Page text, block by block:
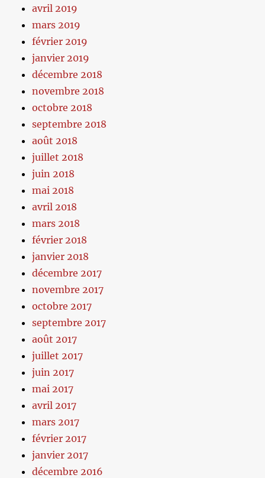
avril 2019
mars 2019
février 2019
janvier 2019
décembre 2018
novembre 2018
octobre 2018
septembre 2018
août 2018
juillet 2018
juin 2018
mai 2018
avril 2018
mars 2018
février 2018
janvier 2018
décembre 2017
novembre 2017
octobre 2017
septembre 2017
août 2017
juillet 2017
juin 2017
mai 2017
avril 2017
mars 2017
février 2017
janvier 2017
décembre 2016